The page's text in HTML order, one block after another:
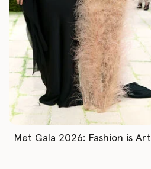
Met Gala 2026: Fashion is Art